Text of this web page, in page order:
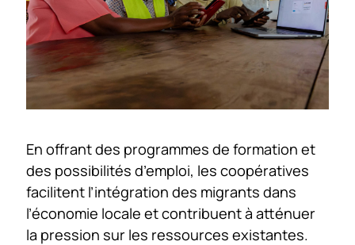
En offrant des programmes de formation et
des possibilités d’emploi, les coopératives
facilitent l’intégration des migrants dans
l’économie locale et contribuent à atténuer
la pression sur les ressources existantes.